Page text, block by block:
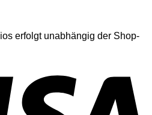
erfolgt unabhängig der Shop-